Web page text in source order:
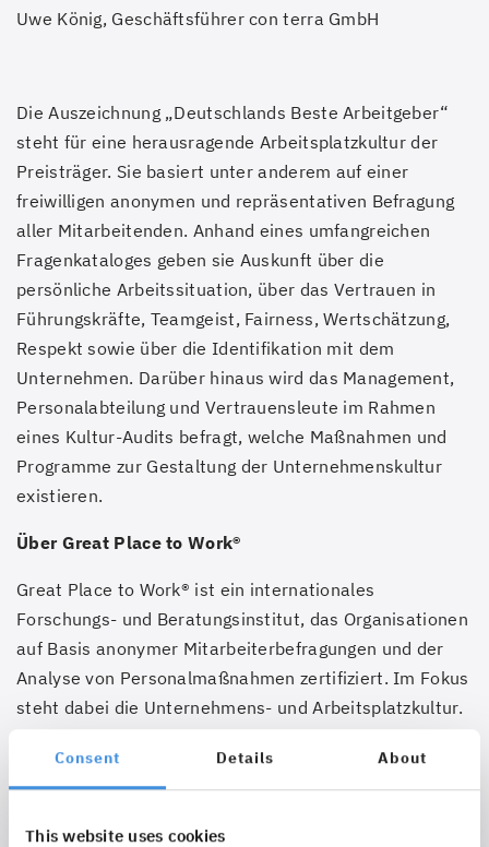
Consent Details About
This website uses cookies
Uwe König, Geschäftsführer con terra GmbH
Die Auszeichnung „Deutschlands Beste Arbeitgeber“
steht für eine herausragende Arbeitsplatzkultur der
Preisträger. Sie basiert unter anderem auf einer
freiwilligen anonymen und repräsentativen Befragung
aller Mitarbeitenden. Anhand eines umfangreichen
Fragenkataloges geben sie Auskunft über die
persönliche Arbeitssituation, über das Vertrauen in
Führungskräfte, Teamgeist, Fairness, Wertschätzung,
Respekt sowie über die Identifikation mit dem
Unternehmen. Darüber hinaus wird das Management,
Personalabteilung und Vertrauensleute im Rahmen
eines Kultur-Audits befragt, welche Maßnahmen und
Programme zur Gestaltung der Unternehmenskultur
existieren.
Über Great Place to Work®
Great Place to Work® ist ein internationales
Forschungs- und Beratungsinstitut, das Organisationen
auf Basis anonymer Mitarbeiterbefragungen und der
Analyse von Personalmaßnahmen zertifiziert. Im Fokus
steht dabei die Unternehmens- und Arbeitsplatzkultur.
1000 Unternehmen aller Größen an dem Verfahren.
Besonders exzellente Arbeitgeber werden für ihre
Leistungen international, national, regional und